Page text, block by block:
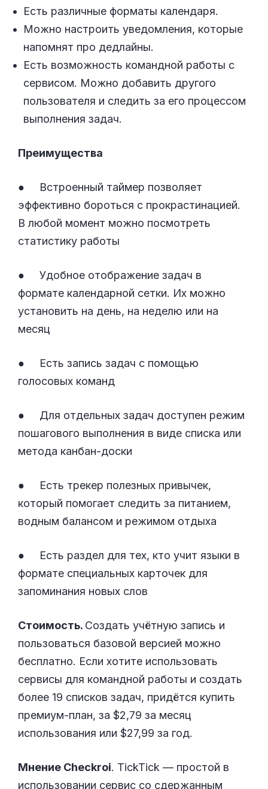
Есть различные форматы календаря.
Можно настроить уведомления, которые
напомнят про дедлайны.
Есть возможность командной работы с
сервисом. Можно добавить другого
пользователя и следить за его процессом
выполнения задач.
Преимущества
● Встроенный таймер позволяет
эффективно бороться с прокрастинацией.
В любой момент можно посмотреть
статистику работы
● Удобное отображение задач в
формате календарной сетки. Их можно
установить на день, на неделю или на
месяц
● Есть запись задач с помощью
голосовых команд
● Для отдельных задач доступен режим
пошагового выполнения в виде списка или
метода канбан-доски
● Есть трекер полезных привычек,
который помогает следить за питанием,
водным балансом и режимом отдыха
● Есть раздел для тех, кто учит языки в
формате специальных карточек для
запоминания новых слов
Стоимость. Создать учётную запись и
пользоваться базовой версией можно
бесплатно. Если хотите использовать
сервисы для командной работы и создать
более 19 списков задач, придётся купить
премиум-план, за $2,79 за месяц
использования или $27,99 за год.
Мнение Checkroi. TickTick — простой в
использовании сервис со сдержанным